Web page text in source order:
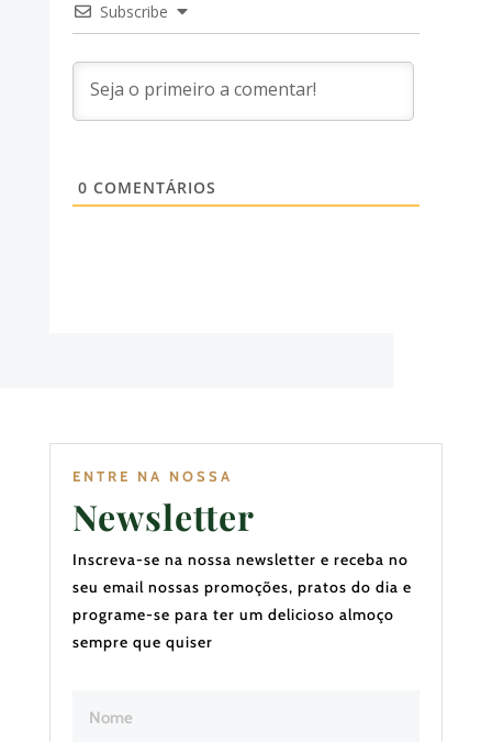
Subscribe
0 COMENTÁRIOS
ENTRE NA NOSSA
Newsletter
Inscreva-se na nossa newsletter e receba no
seu email nossas promoções, pratos do dia e
programe-se para ter um delicioso almoço
sempre que quiser